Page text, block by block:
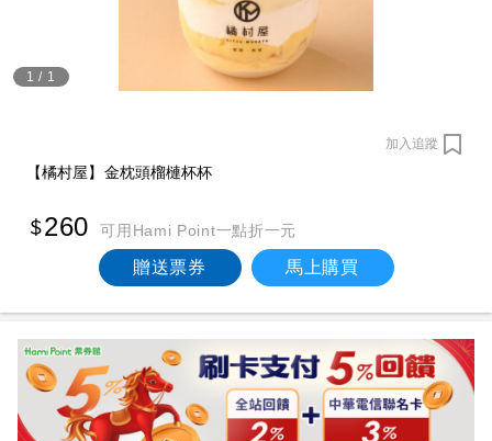
1 / 1
加入追蹤
【橘村屋】金枕頭榴槤杯杯
260 可用Hami Point一點折一元
贈送票券 馬上購買